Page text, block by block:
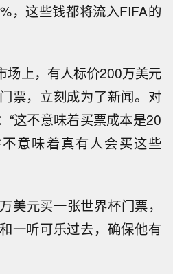
，这些钱都将流入FIFA的
场上，有人标价200万美元
票，立刻成为了新闻。对
“这不意味着买票成本是20
意味着真有人会买这些
美元买一张世界杯门票，
一听可乐过去，确保他有